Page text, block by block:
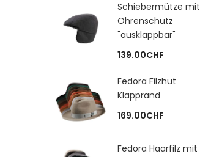
Schiebermütze mit
Ohrenschutz
"ausklappbar"
139.00CHF
Fedora Filzhut
Klapprand
169.00CHF
Fedora Haarfilz mit